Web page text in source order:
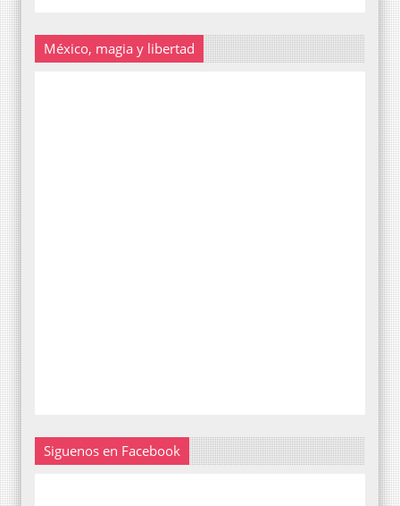
México, magia y libertad
Siguenos en Facebook